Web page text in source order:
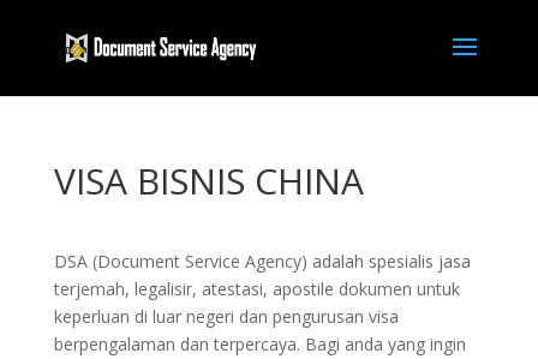
VISA BISNIS CHINA
DSA (Document Service Agency) adalah spesialis jasa
terjemah, legalisir, atestasi, apostile dokumen untuk
keperluan di luar negeri dan pengurusan visa
berpengalaman dan terpercaya. Bagi anda yang ingin